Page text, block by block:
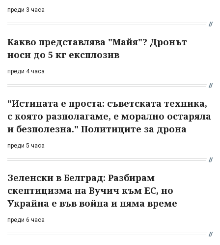
преди 3 часа
Какво представлява "Майя"? Дронът
носи до 5 кг експлозив
преди 4 часа
"Истината е проста: съветската техника,
с която разполагаме, е морално остаряла
и безполезна." Политиците за дрона
преди 5 часа
Зеленски в Белград: Разбирам
скептицизма на Вучич към ЕС, но
Украйна е във война и няма време
преди 6 часа